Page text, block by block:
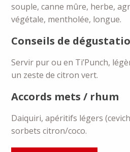
souple, canne mûre, herbe,
végétale, mentholée, longue.
Conseils de
Servir pur ou en Ti’Punch,
un zeste de citron vert.
Accords mets / rhum
Daiquiri, apéritifs légers
sorbets citron/coco.